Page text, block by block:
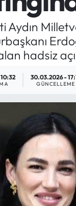
Aydın
hadsiz
30.03.2026 -
GÜNCELLEME
ve Fikstür